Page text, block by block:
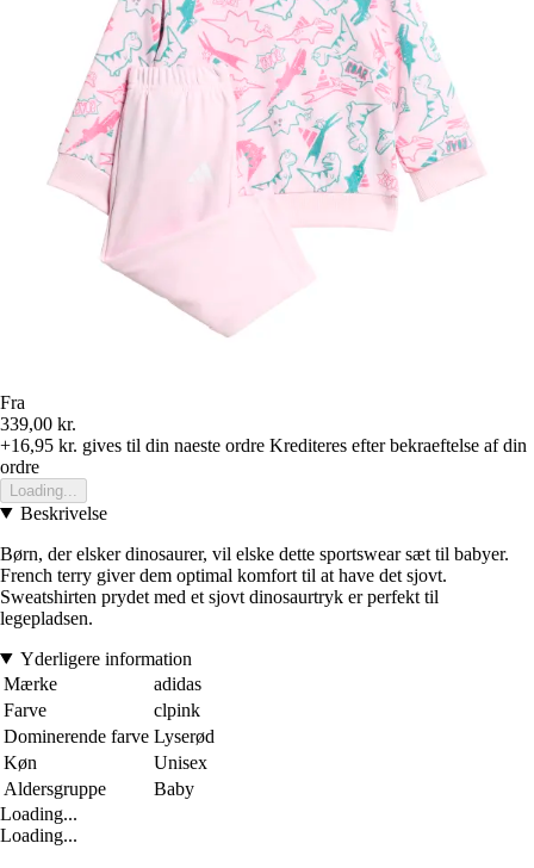
Fra
339,00 kr.
+16,95 kr. gives til din naeste ordre Krediteres efter bekraeftelse af din
ordre
Loading...
Beskrivelse
Børn, der elsker dinosaurer, vil elske dette sportswear sæt til babyer.
French terry giver dem optimal komfort til at have det sjovt.
Sweatshirten prydet med et sjovt dinosaurtryk er perfekt til
legepladsen.
Yderligere information
Mærke
adidas
Farve
clpink
Dominerende farve Lyserød
Køn
Unisex
Aldersgruppe
Baby
Loading...
Loading...